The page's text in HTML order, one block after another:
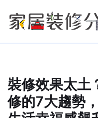
裝修效果太土
修的7大趨勢